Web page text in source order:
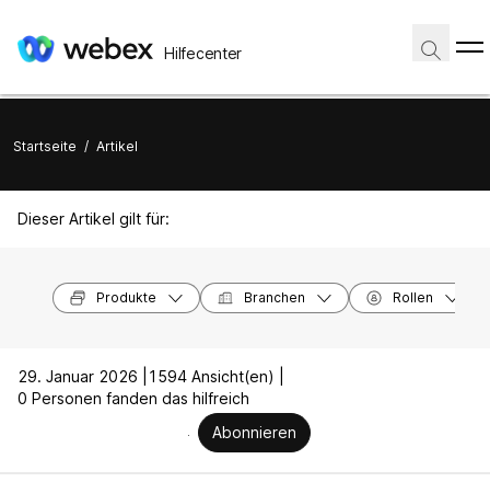
Hilfecenter
Startseite / Artikel
Dieser Artikel gilt für:
Produkte Branchen Rollen
29. Januar 2026 |
1594 Ansicht(en) |
0 Personen fanden das hilfreich
Abonnieren